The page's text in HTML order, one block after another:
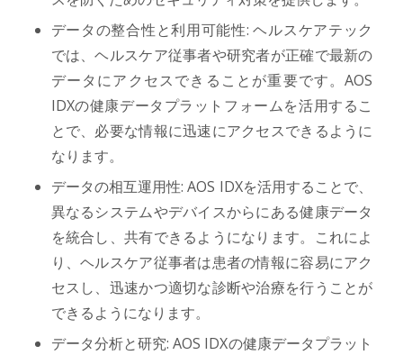
データの整合性と利用可能性: ヘルスケアテック
では、ヘルスケア従事者や研究者が正確で最新の
データにアクセスできることが重要です。AOS
IDXの健康データプラットフォームを活用するこ
とで、必要な情報に迅速にアクセスできるように
なります。
データの相互運用性: AOS IDXを活用することで、
異なるシステムやデバイスからにある健康データ
を統合し、共有できるようになります。これによ
り、ヘルスケア従事者は患者の情報に容易にアク
セスし、迅速かつ適切な診断や治療を行うことが
できるようになります。
データ分析と研究: AOS IDXの健康データプラット